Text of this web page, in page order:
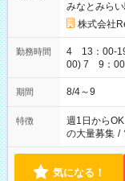
みなとみら
株式会社
勤務時間
4 13：00-
00) 7 9：
9：00-16：
期間 8/4～9
特徴 週1日からOK
の大量募集 /
気になる！